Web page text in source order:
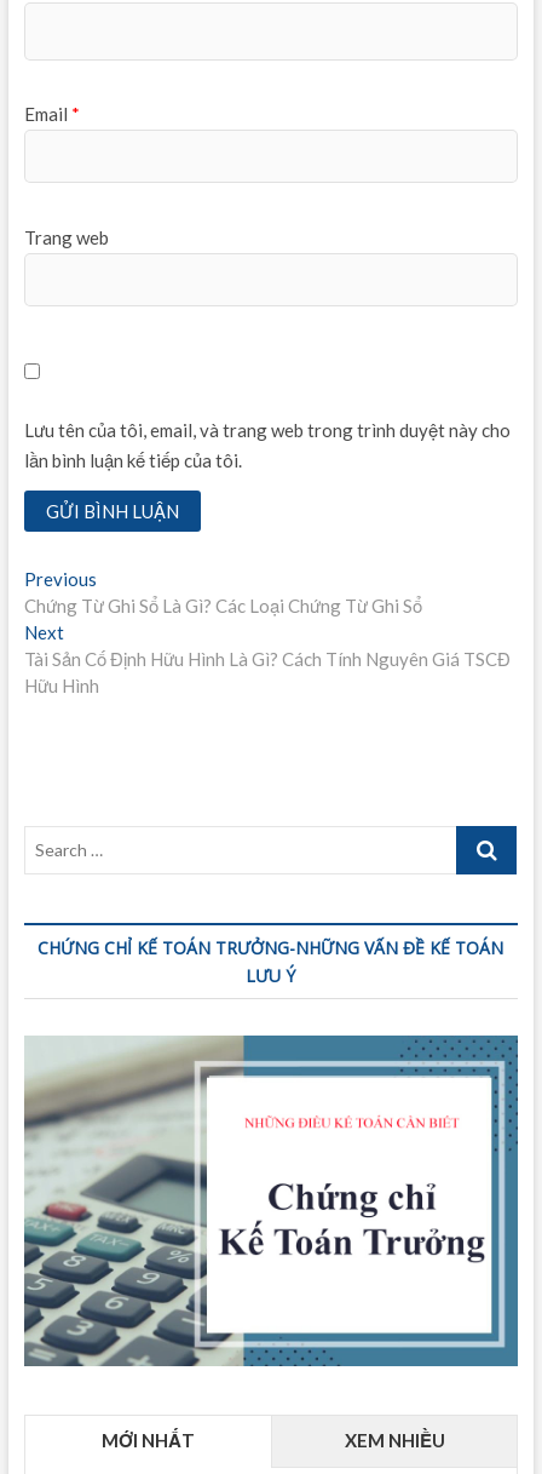
Email *
Trang web
Lưu tên của tôi, email, và trang web trong trình duyệt này cho
lần bình luận kế tiếp của tôi.
Điều
hướng
bài
viết
PreviousPrevious
post:
Chứng Từ Ghi Sổ Là Gì? Các Loại Chứng Từ Ghi Sổ
NextNext
post:
Tài Sản Cố Định Hữu Hình Là Gì? Cách Tính Nguyên Giá TSCĐ
Hữu Hình
Search
CHỨNG CHỈ KẾ TOÁN TRƯỞNG-NHỮNG VẤN ĐỀ KẾ TOÁN
LƯU Ý
MỚI NHẤT XEM NHIỀU